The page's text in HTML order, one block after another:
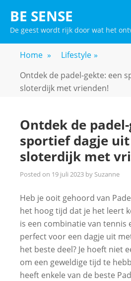
content
BE SENSE
De geest wordt rijk door wat het
Home » Lifestyle »
Ontdek de padel-gekte: een
sloterdijk met vrienden!
Ontdek de
sportief dagje
sloterdijk met
Posted on 19 juli 2023 by Suzanne
Heb je ooit gehoord van
het hoog tijd dat je het leert
is een combinatie van tennis
perfect voor een dagje uit
het beste deel? Je hoeft niet
om een geweldige tijd te
heeft enkele van de beste